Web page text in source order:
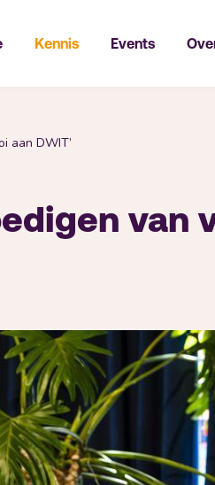
Kennis Events
aan DWIT’
van